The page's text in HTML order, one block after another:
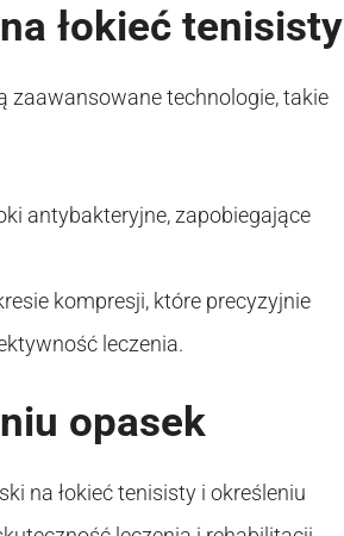
łokieć tenisisty
zaawansowane technologie, takie
antybakteryjne, zapobiegające
kompresji, które precyzyjnie
leczenia.
opasek
na łokieć tenisisty i określeniu